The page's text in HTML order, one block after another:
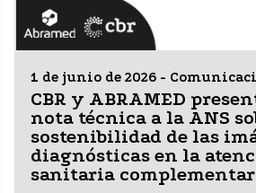
1 de junio de 2026 -
CBR y ABRAMED
nota técnica a la ANS
sostenibilidad de las
diagnósticas en la
sanitaria